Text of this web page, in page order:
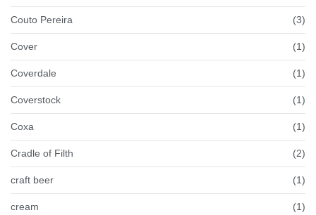
Couto Pereira (3)
Cover (1)
Coverdale (1)
Coverstock (1)
Coxa (1)
Cradle of Filth (2)
craft beer (1)
cream (1)